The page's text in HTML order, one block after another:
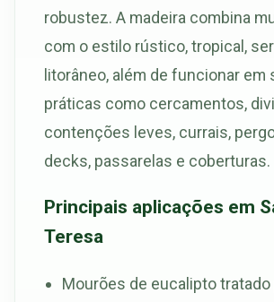
robustez. A madeira combina
com o estilo rústico, tropical,
litorâneo, além de funcionar em
práticas como cercamentos,
contenções leves, currais,
decks, passarelas e coberturas.
Principais aplicações em
Teresa
Mourões de eucalipto tratado